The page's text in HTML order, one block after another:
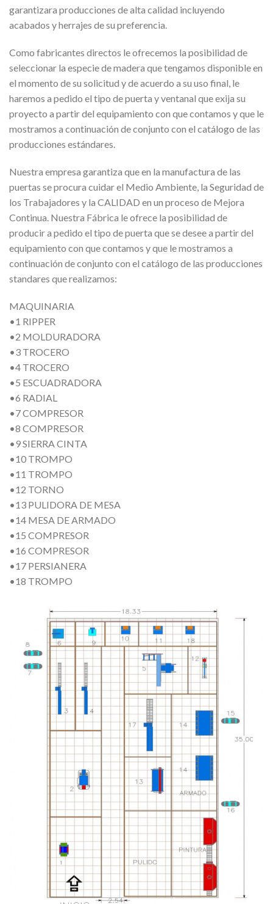
garantizara producciones de alta calidad incluyendo
acabados y herrajes de su preferencia.
Como fabricantes directos le ofrecemos la posibilidad de
seleccionar la especie de madera que tengamos disponible en
el momento de su solicitud y de acuerdo a su uso final, le
haremos a pedido el tipo de puerta y ventanal que exija su
proyecto a partir del equipamiento con que contamos y que le
mostramos a continuación de conjunto con el catálogo de las
producciones estándares.
Nuestra empresa garantiza que en la manufactura de las
puertas se procura cuidar el Medio Ambiente, la Seguridad de
los Trabajadores y la CALIDAD en un proceso de Mejora
Continua. Nuestra Fábrica le ofrece la posibilidad de
producir a pedido el tipo de puerta que se desee a partir del
equipamiento con que contamos y que le mostramos a
continuación de conjunto con el catálogo de las producciones
standares que realizamos:
MAQUINARIA
•1 RIPPER
•2 MOLDURADORA
•3 TROCERO
•4 TROCERO
•5 ESCUADRADORA
•6 RADIAL
•7 COMPRESOR
•8 COMPRESOR
•9 SIERRA CINTA
•10 TROMPO
•11 TROMPO
•12 TORNO
•13 PULIDORA DE MESA
•14 MESA DE ARMADO
•15 COMPRESOR
•16 COMPRESOR
•17 PERSIANERA
•18 TROMPO